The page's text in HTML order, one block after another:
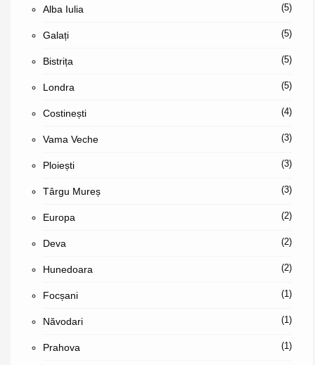
Alba Iulia (5)
Galați (5)
Bistrița (5)
Londra (5)
Costinești (4)
Vama Veche (3)
Ploiești (3)
Târgu Mureș (3)
Europa (2)
Deva (2)
Hunedoara (2)
Focșani (1)
Năvodari (1)
Prahova (1)